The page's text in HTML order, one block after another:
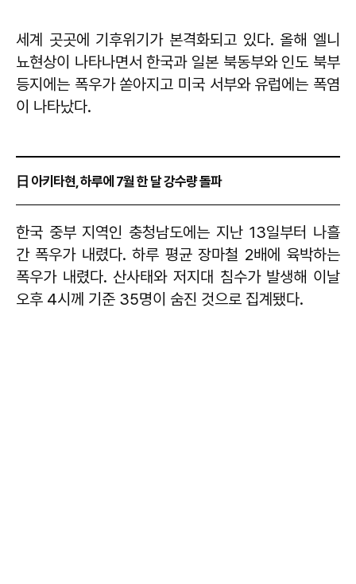
세계 곳곳에 기후위기가 본격화되고 있다. 올해 엘니
뇨현상이 나타나면서 한국과 일본 북동부와 인도 북부
등지에는 폭우가 쏟아지고 미국 서부와 유럽에는 폭염
이 나타났다.
日 아키타현, 하루에 7월 한 달 강수량 돌파
한국 중부 지역인 충청남도에는 지난 13일부터 나흘
간 폭우가 내렸다. 하루 평균 장마철 2배에 육박하는
폭우가 내렸다. 산사태와 저지대 침수가 발생해 이날
오후 4시께 기준 35명이 숨진 것으로 집계됐다.